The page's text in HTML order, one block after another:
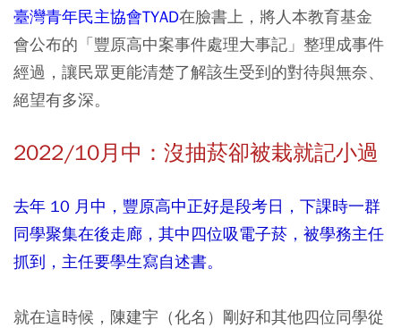
臺灣青年民主協會TYAD在臉書上，將人本教育基金
會公布的「豐原高中案事件處理大事記」整理成事件
經過，讓民眾更能清楚了解該生受到的對待與無奈、
絕望有多深。
2022/10月中：沒抽菸卻被栽就記小過
去年 10 月中，豐原高中正好是段考日，下課時一群
同學聚集在後走廊，其中四位吸電子菸，被學務主任
抓到，主任要學生寫自述書。
就在這時候，陳建宇（化名）剛好和其他四位同學從